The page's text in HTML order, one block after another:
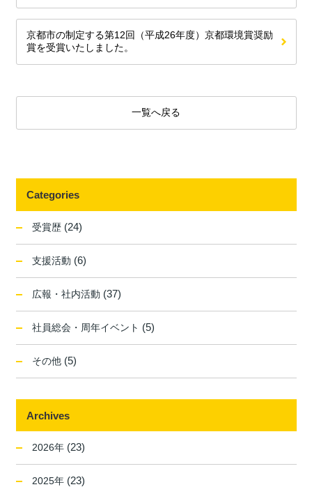
一覧へ戻る
京都市の制定する第12回（平成26年度）京都環境賞奨励
賞を受賞いたしました。
Categories
受賞歴 (24)
支援活動 (6)
広報・社内活動 (37)
社員総会・周年イベント (5)
その他 (5)
Archives
2026年 (23)
2025年 (23)